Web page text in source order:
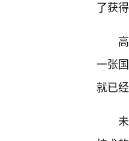
了获
一张
就已